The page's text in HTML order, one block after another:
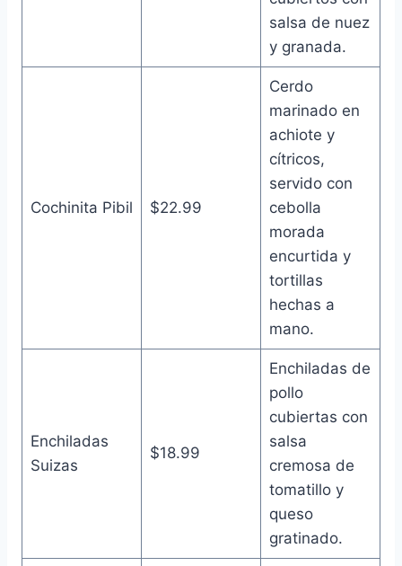
salsa de nuez
y granada.
Cochinita Pibil $22.99
Cerdo
marinado en
achiote y
cítricos,
servido con
cebolla
morada
encurtida y
tortillas
hechas a
mano.
Enchiladas
Suizas
$18.99
Enchiladas de
pollo
cubiertas con
salsa
cremosa de
tomatillo y
queso
gratinado.